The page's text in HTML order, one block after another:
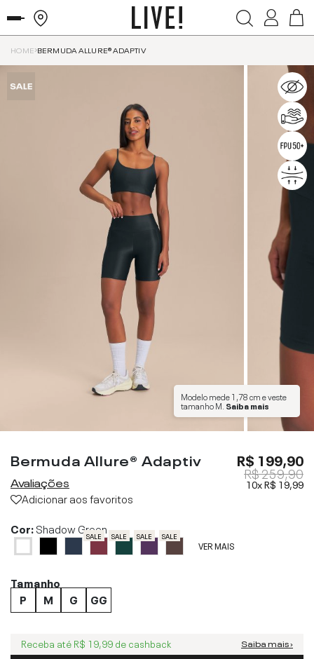
HOME BERMUDA ALLURE® ADAPTIV
Modelo mede1,78 cme veste
tamanhoM Saiba mais
Bermuda Allure® Adaptiv
Avaliações
Adicionar aos favoritos
R$ 199,90
R$ 259,90
10xR$ 19,99
Cor:Shadow Green
SALE SALE SALE SALE
VER MAIS
Tamanho
P
M G GG
Receba até R$ 19,99 de cashback Saiba mais ›